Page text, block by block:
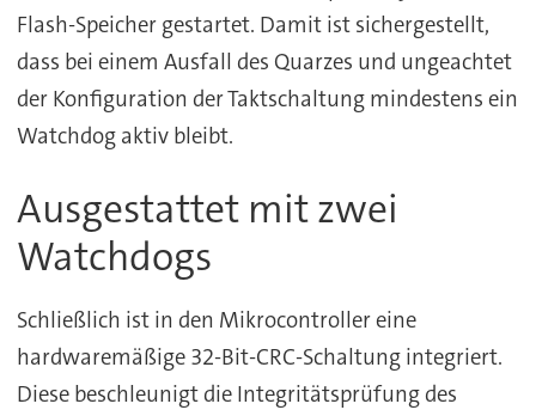
Flash-Speicher gestartet. Damit ist sichergestellt,
dass bei einem Ausfall des Quarzes und ungeachtet
der Konfiguration der Taktschaltung mindestens ein
Watchdog aktiv bleibt.
Ausgestattet mit zwei
Watchdogs
Schließlich ist in den Mikrocontroller eine
hardwaremäßige 32-Bit-CRC-Schaltung integriert.
Diese beschleunigt die Integritätsprüfung des